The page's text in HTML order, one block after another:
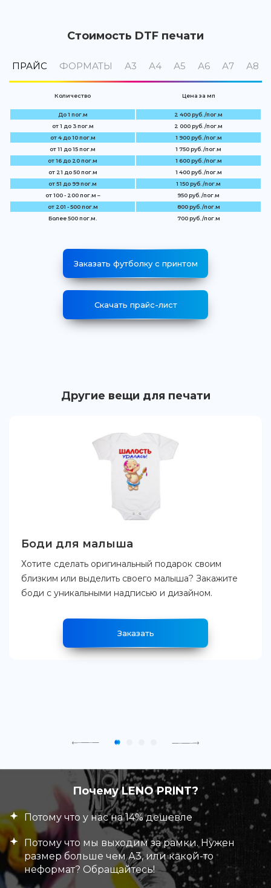
Стоимость DTF печати
ПРАЙС ФОРМАТЫ А3 А4 А5 А6 А7 А8
Количество Цена за мп
До 1 пог.м
2 400 руб. /пог.м
от 1 до 3 пог.м
2 000 руб. /пог.м
от 4 до 10 пог.м
1 900 руб. /пог.м
от 11 до 15 пог.м
1 750 руб. /пог.м
от 16 до 20 пог.м
1 600 руб. /пог.м
от 21 до 50 пог.м
1 400 руб. /пог.м
от 51 до 99 пог.м
1 150 руб. /пог.м
от 100 - 200 пог.м –
950 руб. /пог.м
от 201 - 500 пог.м
800 руб. /пог.м
Более 500 пог.м.
700 руб. /пог.м
Заказать футболку с принтом
Скачать прайс-лист
Другие вещи для печати
Боди для малыша
Хотите сделать оригинальный подарок своим
близким или выделить своего малыша? Закажите
боди с уникальными надписью и дизайном.
Заказать
Почему LENO PRINT?
Потому что у нас на 14% дешевле
Потому что мы выходим за рамки. Нужен
размер больше чем А3, или какой-то
неформат? Обращайтесь!